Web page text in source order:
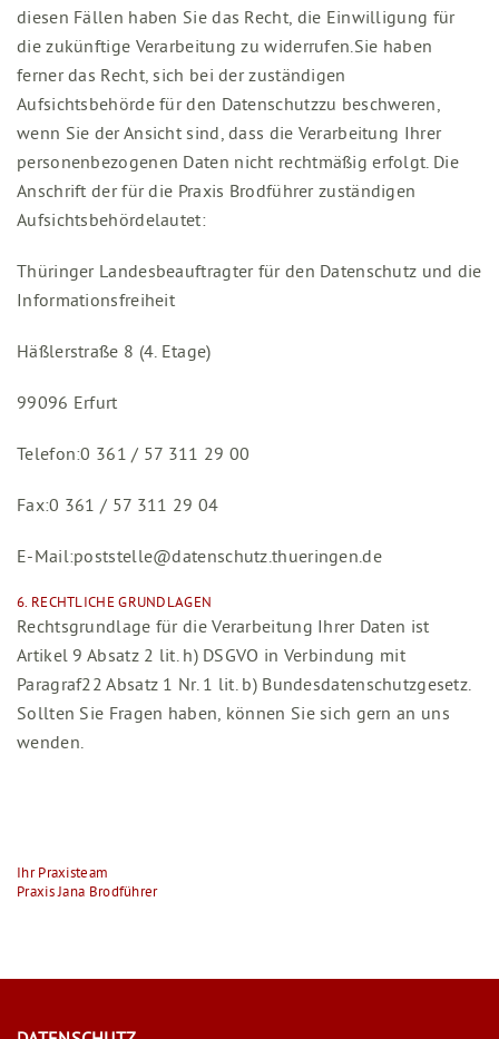
diesen Fällen haben Sie das Recht, die Einwilligung für
die zukünftige Verarbeitung zu widerrufen.Sie haben
ferner das Recht, sich bei der zuständigen
Aufsichtsbehörde für den Datenschutzzu beschweren,
wenn Sie der Ansicht sind, dass die Verarbeitung Ihrer
personenbezogenen Daten nicht rechtmäßig erfolgt. Die
Anschrift der für die Praxis Brodführer zuständigen
Aufsichtsbehördelautet:
Thüringer Landesbeauftragter für den Datenschutz und die
Informationsfreiheit
Häßlerstraße 8 (4. Etage)
99096 Erfurt
Telefon:0 361 / 57 311 29 00
Fax:0 361 / 57 311 29 04
E-Mail:poststelle@datenschutz.thueringen.de
6. RECHTLICHE GRUNDLAGEN
Rechtsgrundlage für die Verarbeitung Ihrer Daten ist
Artikel 9 Absatz 2 lit. h) DSGVO in Verbindung mit
Paragraf22 Absatz 1 Nr. 1 lit. b) Bundesdatenschutzgesetz.
Sollten Sie Fragen haben, können Sie sich gern an uns
wenden.
Ihr Praxisteam
Praxis Jana Brodführer